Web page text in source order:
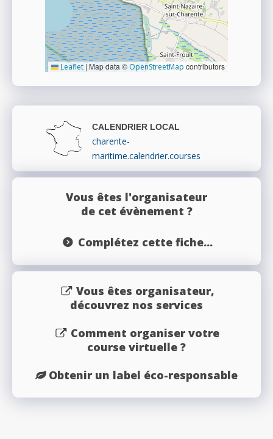
Leaflet | Map data © OpenStreetMap contributors
CALENDRIER LOCAL
charente-
maritime.calendrier.courses
Vous êtes l'organisateur
de cet évènement ?
Complétez cette fiche...
Vous êtes organisateur,
découvrez nos services
Comment organiser votre
course virtuelle ?
Obtenir un label éco-responsable